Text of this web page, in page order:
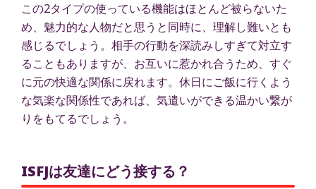
この2タイプの使っている機能はほとんど被らないた
め、魅力的な人物だと思うと同時に、理解し難いとも
感じるでしょう。相手の行動を深読みしすぎて対立す
ることもありますが、お互いに惹かれ合うため、すぐ
に元の快適な関係に戻れます。休日にご飯に行くよう
な気楽な関係性であれば、気遣いができる温かい繋が
りをもてるでしょう。
ISFJは友達にどう接する？